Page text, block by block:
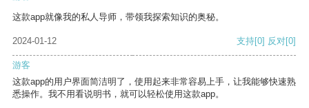
这款app就像我的私人导师，带领我探索知识的奥秘。
2024-01-12 支持[0] 反对[0]
游客
这款app的用户界面简洁明了，使用起来非常容易上手，让我能够快速熟
悉操作。我不用看说明书，就可以轻松使用这款app。